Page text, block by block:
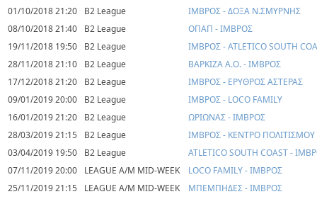
01/10/2018 21:20
B2 League
ΙΜΒΡΟΣ - ΔΟΞΑ Ν.ΣΜΥΡΝΗΣ
08/10/2018 21:40
B2 League
ΟΠΑΠ - ΙΜΒΡΟΣ
19/11/2018 19:50
B2 League
ΙΜΒΡΟΣ - ATLETICO SOUTH
28/11/2018 21:10
B2 League
ΒΑΡΚΙΖΑ Α.Ο. - ΙΜΒΡΟΣ
17/12/2018 21:20
B2 League
ΙΜΒΡΟΣ - ΕΡΥΘΡΟΣ ΑΣΤΕΡΑΣ
09/01/2019 20:00
B2 League
ΙΜΒΡΟΣ - LOCO FAMILY
16/01/2019 21:20
B2 League
ΩΡΙΩΝΑΣ - ΙΜΒΡΟΣ
28/03/2019 21:15
B2 League
ΙΜΒΡΟΣ - ΚΕΝΤΡΟ ΠΟΛΙΤΙΣΜΟΥ
03/04/2019 19:50
B2 League
ATLETICO SOUTH COAST -
07/11/2019 20:00
LEAGUE A/M MID-WEEK
LOCO FAMILY - ΙΜΒΡΟΣ
25/11/2019 21:15
LEAGUE A/M MID-WEEK ΜΠΕΜΠΗΔΕΣ - ΙΜΒΡΟΣ